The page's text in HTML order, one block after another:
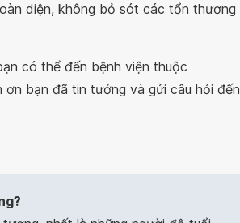
diện, không bỏ sót các tổn thương
có thể đến bệnh viện thuộc
bạn đã tin tưởng và gửi câu hỏi đến